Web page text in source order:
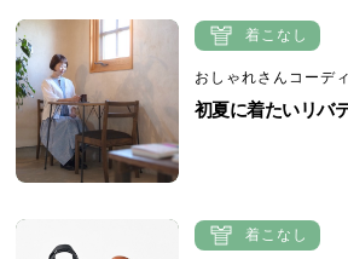
着こなし
おしゃれさんコーデ
初夏に着たいリバ
着こなし